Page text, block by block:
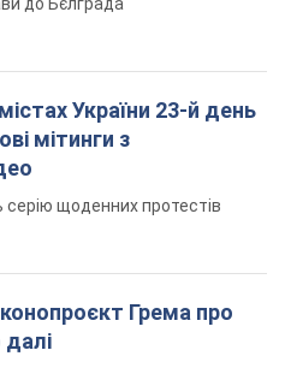
до Бєлграда
України 23-й день
мітинги з
щоденних протестів
Грема про
далі